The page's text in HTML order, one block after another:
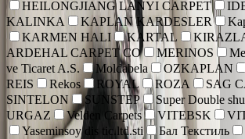
HEILONGJIANG LANYI CARPET
KALINKA
KAPLAN KARDESLER
KARMEN HALI
KARTAL
ARDEHAL CARPET CO
MERINOS
ve Ticaret A.S.
Moldabela OZKAPLAN
REIS
Rekos ROYAL ROZA
SAG
SINTELON
SUNSTEP
Super Double
URGAZ
Velden Carpets VITEBSK
Yaseminsoy dis tic.ltd.sti
Бал Текстиль